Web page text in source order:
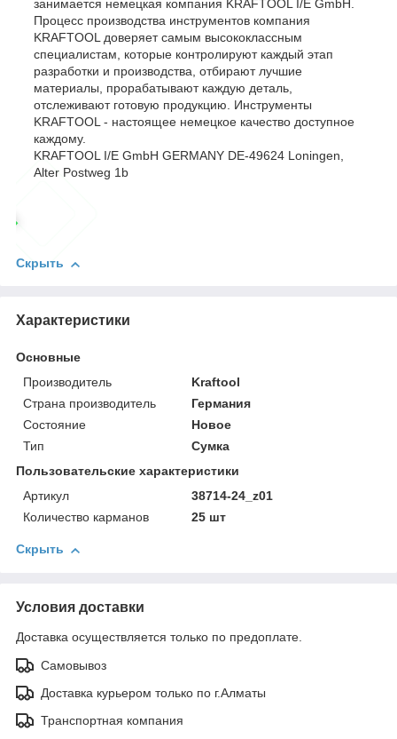
занимается немецкая компания KRAFTOOL I/E GmbH.
Процесс производства инструментов компания
KRAFTOOL доверяет самым высококлассным
специалистам, которые контролируют каждый этап
разработки и производства, отбирают лучшие
материалы, прорабатывают каждую деталь,
отслеживают готовую продукцию. Инструменты
KRAFTOOL - настоящее немецкое качество доступное
каждому.
KRAFTOOL I/E GmbH GERMANY DE-49624 Loningen,
Alter Postweg 1b
Скрыть
Характеристики
Основные
Производитель
Kraftool
Страна производитель
Германия
Состояние
Новое
Тип
Сумка
Пользовательские характеристики
Артикул
38714-24_z01
Количество карманов
25 шт
Скрыть
Условия доставки
Доставка осуществляется только по предоплате.
Самовывоз
Доставка курьером только по г.Алматы
Транспортная компания